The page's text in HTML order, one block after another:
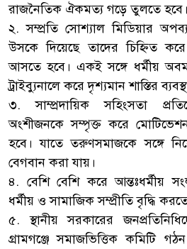
রাজনৈতিক ঐকমত্য গড়ে তুলতে হবে।
২. সম্প্রতি সোশ্যাল মিডিয়ার
উসকে দিয়েছে তাদের চিহ্নিত
আসতে হবে। একই সঙ্গে ধর্মীয়
ট্রাইব্যুনালে করে দৃশ্যমান শাস্তির
৩. সাম্প্রদায়িক সহিংসতা
অংশীজনকে সম্পৃক্ত করে
হবে। যাতে তরুণসমাজকে সঙ্গে
বেগবান করা যায়।
৪. বেশি বেশি করে আন্তঃধর্মীয়
ধর্মীয় ও সামাজিক সম্প্রীতি বৃদ্ধি
৫. স্থানীয় সরকারের
গ্রামগঞ্জে সমাজভিত্তিক কমিটি